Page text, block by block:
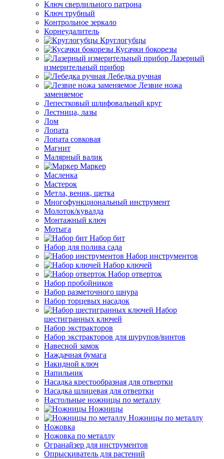
Ключ сверлильного патрона
Ключ трубный
Контрольное зеркало
Корнеудалитель
Круглогубцы
Кусачки бокорезы
Лазерный
измерительный прибор
Лебедка ручная
Лезвие ножа
заменяемое
Лепестковый шлифовальный круг
Лестница, лазы
Лом
Лопата
Лопата совковая
Магнит
Малярный валик
Маркер
Масленка
Мастерок
Метла, веник, щетка
Многофункциональный инструмент
Молоток/кувалда
Монтажный ключ
Мотыга
Набор бит
Набор для полива сада
Набор инструментов
Набор ключей
Набор отверток
Набор пробойников
Набор разметочного шнура
Набор торцевых насадок
Набор
шестигранных ключей
Набор экстракторов
Набор экстракторов для шурупов/винтов
Навесной замок
Наждачная бумага
Накидной ключ
Напильник
Насадка крестообразная для отвертки
Насадка шлицевая для отвертки
Настольные ножницы по металлу
Ножницы
Ножницы по металлу
Ножовка
Ножовка по металлу
Огранайзер для инструментов
Опрыскиватель для растений